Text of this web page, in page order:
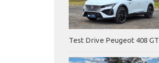
Test Drive Peugeot 408 GT